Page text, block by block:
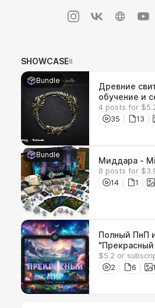
SHOWCASE8
Bundle
Древние
обучение и
4 posts for
35
13
Bundle
Миддара -
8 posts for
14
1
Полный ПнП
$5.2 or
2
6 1